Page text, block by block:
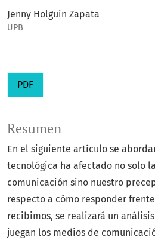
Jenny Holguin Zapata
UPB
PDF
Resumen
En el siguiente artículo se
tecnológica ha afectado no solo
comunicación sino nuestro
respecto a cómo responder
recibimos, se realizará un
juegan los medios de